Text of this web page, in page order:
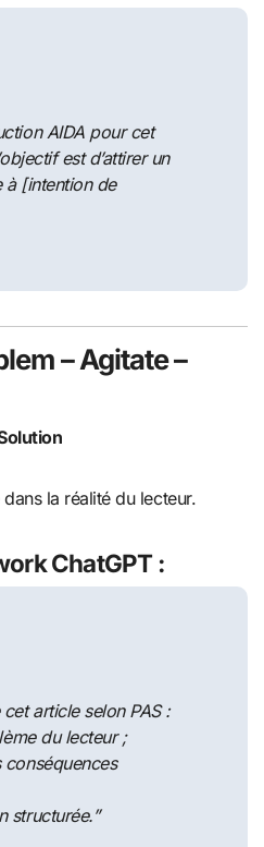
AIDA pour cet
est d’attirer un
à [intention de
– Agitate –
la réalité du lecteur.
ChatGPT :
article selon PAS :
du lecteur ;
structurée.”